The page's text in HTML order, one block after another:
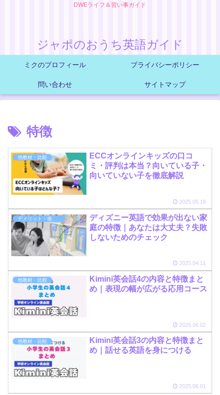
DWEライフ＆習い事ガイド
ジャポのおうち英語ガイド
ミクのプロフィール プライバシーポリシー
問い合わせ サイトマップ
特徴
他教材・比較
ECCオンラインキッズの口コ
ミ・評判は本当？向いている子・
向いていない子を徹底解説
2025.05.19
ディズニー英語で効果が出ない家
庭の特徴｜あなたは大丈夫？失敗
しないためのチェック
2025.04.11
他教材・比較
Kimini英会話4の内容と特徴まと
め｜表現の幅が広がる応用コース
2025.06.02
他教材・比較
Kimini英会話3の内容と特徴まと
め｜話せる英語を身につける
2025.06.01